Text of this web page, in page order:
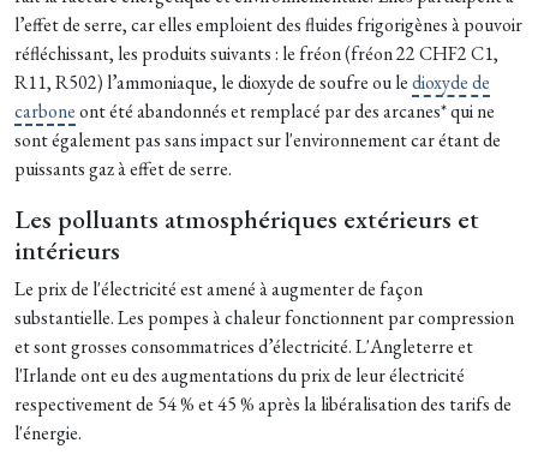
l’effet de serre, car elles emploient des fluides frigorigènes à pouvoir
réfléchissant, les produits suivants : le fréon (fréon 22 CHF2 C1,
R11, R502) l’ammoniaque, le dioxyde de soufre ou ledioxyde de
carboneont été abandonnés et remplacé par des arcanes* qui ne
sont également pas sans impact sur l'environnement car étant de
puissants gaz à effet de serre.
Les polluants atmosphériques extérieurs et
intérieurs
Le prix de l'électricité est amené à augmenter de façon
substantielle. Les pompes à chaleur fonctionnent par compression
et sont grosses consommatrices d’électricité. L'Angleterre et
l'Irlande ont eu des augmentations du prix de leur électricité
respectivement de 54 % et 45 % après la libéralisation des tarifs de
l'énergie.